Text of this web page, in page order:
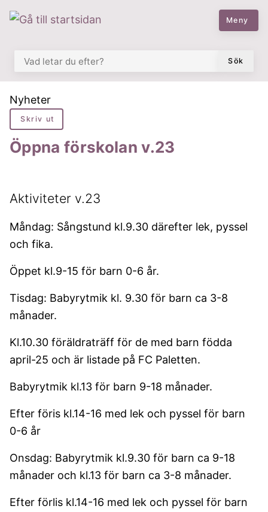
till innehåll
till huvudmeny Meny
Sök
Du är här:
Nyheter
Skriv ut
Öppna förskolan v.23
Aktiviteter v.23
Måndag: Sångstund kl.9.30 därefter lek, pyssel
och fika.
Öppet kl.9-15 för barn 0-6 år.
Tisdag: Babyrytmik kl. 9.30 för barn ca 3-8
månader.
Kl.10.30 föräldraträff för de med barn födda
april-25 och är listade på FC Paletten.
Babyrytmik kl.13 för barn 9-18 månader.
Efter föris kl.14-16 med lek och pyssel för barn
0-6 år
Onsdag: Babyrytmik kl.9.30 för barn ca 9-18
månader och kl.13 för barn ca 3-8 månader.
Efter förlis kl.14-16 med lek och pyssel för barn